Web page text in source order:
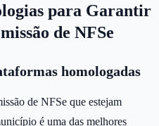
para Garantir
de NFSe
homologadas
de NFSe que estejam
é uma das melhores